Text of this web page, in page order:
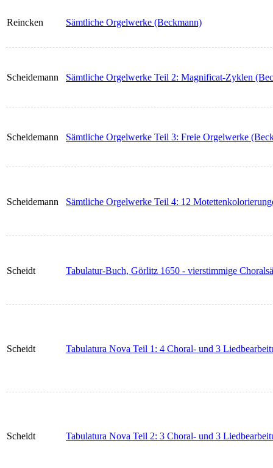
Reincken Sämtliche Orgelwerke (Beckmann)
Scheidemann Sämtliche Orgelwerke Teil 2: Magnificat-Zyklen
Scheidemann Sämtliche Orgelwerke Teil 3: Freie Orgelwerke
Scheidemann Sämtliche Orgelwerke Teil 4: 12
Scheidt Tabulatur-Buch, Görlitz 1650 - vierstimmige
Scheidt Tabulatura Nova Teil 1: 4 Choral- und 3
Scheidt Tabulatura Nova Teil 2: 3 Choral- und 3